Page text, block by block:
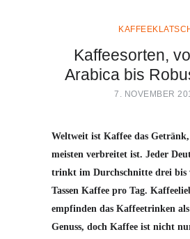
Kaffeesorten,
Arabica bis
7. NOVEMBER
Weltweit ist Kaffee das
meisten verbreitet ist. Jeder
trinkt im Durchschnitte drei bis
Tassen Kaffee pro Tag.
empfinden das Kaffeetrinken
Genuss, doch Kaffee ist nicht